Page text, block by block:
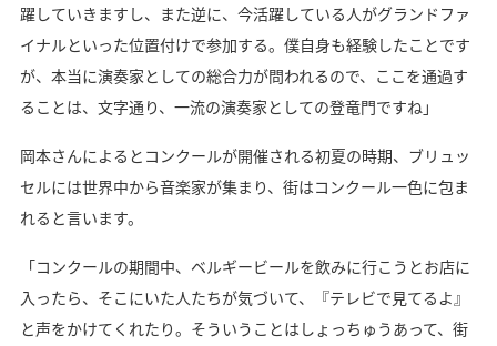
躍していきますし、また逆に、今活躍している人がグランドファ
イナルといった位置付けで参加する。僕自身も経験したことです
が、本当に演奏家としての総合力が問われるので、ここを通過す
ることは、文字通り、一流の演奏家としての登竜門ですね」
岡本さんによるとコンクールが開催される初夏の時期、ブリュッ
セルには世界中から音楽家が集まり、街はコンクール一色に包ま
れると言います。
「コンクールの期間中、ベルギービールを飲みに行こうとお店に
入ったら、そこにいた人たちが気づいて、『テレビで見てるよ』
と声をかけてくれたり。そういうことはしょっちゅうあって、街